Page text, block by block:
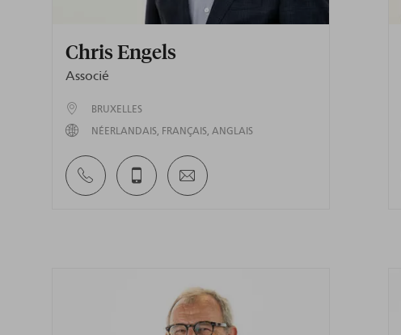
Chris Engels
Associé
BRUXELLES
NÉERLANDAIS FRANÇAIS ANGLAIS